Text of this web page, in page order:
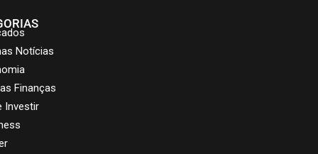
Notícias
Finanças
Investir